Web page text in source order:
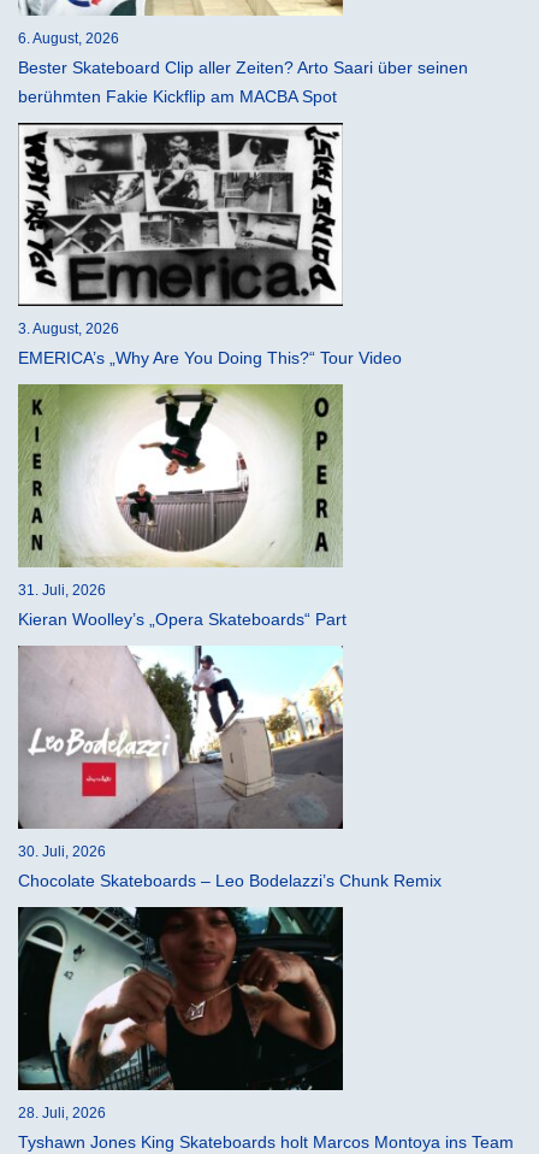
6. August, 2026
Bester Skateboard Clip aller Zeiten? Arto Saari über seinen
berühmten Fakie Kickflip am MACBA Spot
3. August, 2026
EMERICA’s „Why Are You Doing This?“ Tour Video
31. Juli, 2026
Kieran Woolley’s „Opera Skateboards“ Part
30. Juli, 2026
Chocolate Skateboards – Leo Bodelazzi’s Chunk Remix
28. Juli, 2026
Tyshawn Jones King Skateboards holt Marcos Montoya ins Team